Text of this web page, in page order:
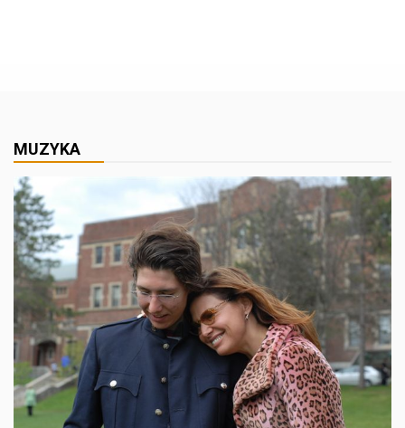
MUZYKA